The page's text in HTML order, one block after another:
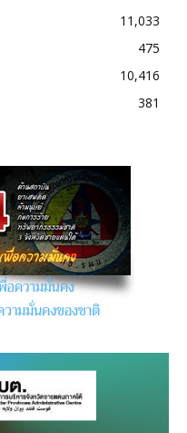
11,033
475
10,416
381